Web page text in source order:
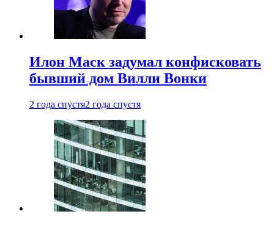
Илон Маск задумал конфисковать
бывший дом Вилли Вонки
2 года спустя2 года спустя